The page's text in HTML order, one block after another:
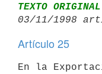
TEXTO
03/11/1998
Artículo 25
En la